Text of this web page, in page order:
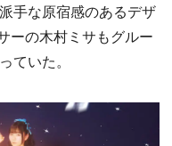
手な原宿感のあるデザ
ーの木村ミサもグルー
ていた。